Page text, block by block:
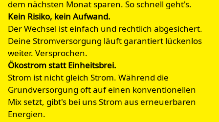
dem nächsten Monat sparen. So schnell geht's.
Kein Risiko, kein Aufwand.
Der Wechsel ist einfach und rechtlich abgesichert.
Deine Stromversorgung läuft garantiert lückenlos
weiter. Versprochen.
Ökostrom statt Einheitsbrei.
Strom ist nicht gleich Strom. Während die
Grundversorgung oft auf einen konventionellen
Mix setzt, gibt's bei uns Strom aus erneuerbaren
Energien.